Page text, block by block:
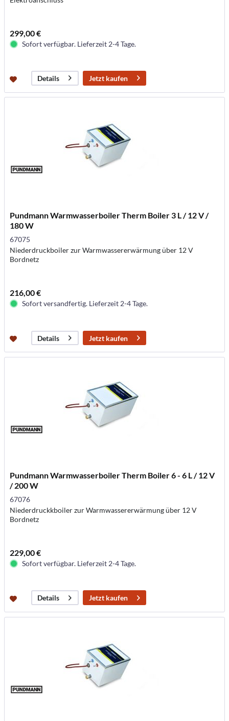
299,00 €
Sofort verfügbar. Lieferzeit 2-4 Tage.
Details Jetzt kaufen
Pundmann Warmwasserboiler Therm Boiler 3 L / 12 V /
180 W
67075
Niederdruckboiler zur Warmwassererwärmung über 12 V
Bordnetz
216,00 €
Sofort versandfertig. Lieferzeit 2-4 Tage.
Details Jetzt kaufen
Pundmann Warmwasserboiler Therm Boiler 6 - 6 L / 12 V
/ 200 W
67076
Niederdruckkboiler zur Warmwassererwärmung über 12 V
Bordnetz
229,00 €
Sofort verfügbar. Lieferzeit 2-4 Tage.
Details Jetzt kaufen